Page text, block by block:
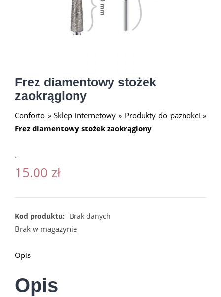
Frez diamentowy stożek
zaokrąglony
Conforto » Sklep internetowy» Produkty do paznokci »
Frez diamentowy stożek zaokrąglony
.
15.00 zł
Kod produktu: Brak danych
Brak w magazynie
Opis
Opis